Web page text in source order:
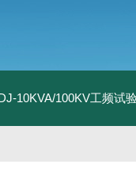
10KVA/100KV工频试